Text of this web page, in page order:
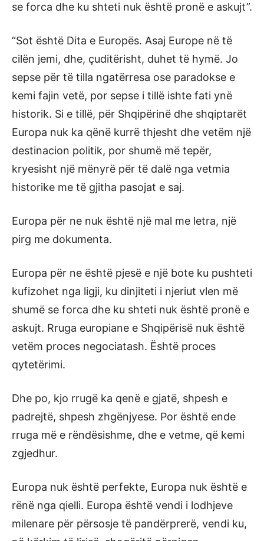
se forca dhe ku shteti nuk është pronë e askujt”.
“Sot është Dita e Europës. Asaj Europe në të
cilën jemi, dhe, çuditërisht, duhet të hymë. Jo
sepse për të tilla ngatërresa ose paradokse e
kemi fajin vetë, por sepse i tillë ishte fati ynë
historik. Si e tillë, për Shqipërinë dhe shqiptarët
Europa nuk ka qënë kurrë thjesht dhe vetëm një
destinacion politik, por shumë më tepër,
kryesisht një mënyrë për të dalë nga vetmia
historike me të gjitha pasojat e saj.
Europa për ne nuk është një mal me letra, një
pirg me dokumenta.
Europa për ne është pjesë e një bote ku pushteti
kufizohet nga ligji, ku dinjiteti i njeriut vlen më
shumë se forca dhe ku shteti nuk është pronë e
askujt. Rruga europiane e Shqipërisë nuk është
vetëm proces negociatash. Është proces
qytetërimi.
Dhe po, kjo rrugë ka qenë e gjatë, shpesh e
padrejtë, shpesh zhgënjyese. Por është ende
rruga më e rëndësishme, dhe e vetme, që kemi
zgjedhur.
Europa nuk është perfekte, Europa nuk është e
rënë nga qielli. Europa është vendi i lodhjeve
milenare për përsosje të pandërprerë, vendi ku,